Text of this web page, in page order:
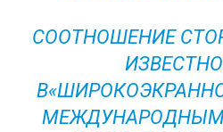
СООТНОШЕНИЕ